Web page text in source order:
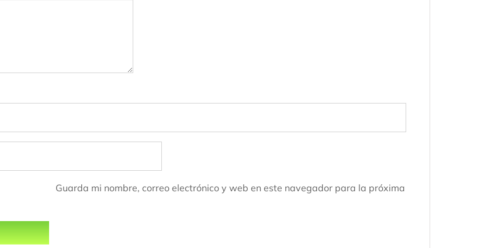
Guarda mi nombre, correo electrónico y web en este navegador para la próxima